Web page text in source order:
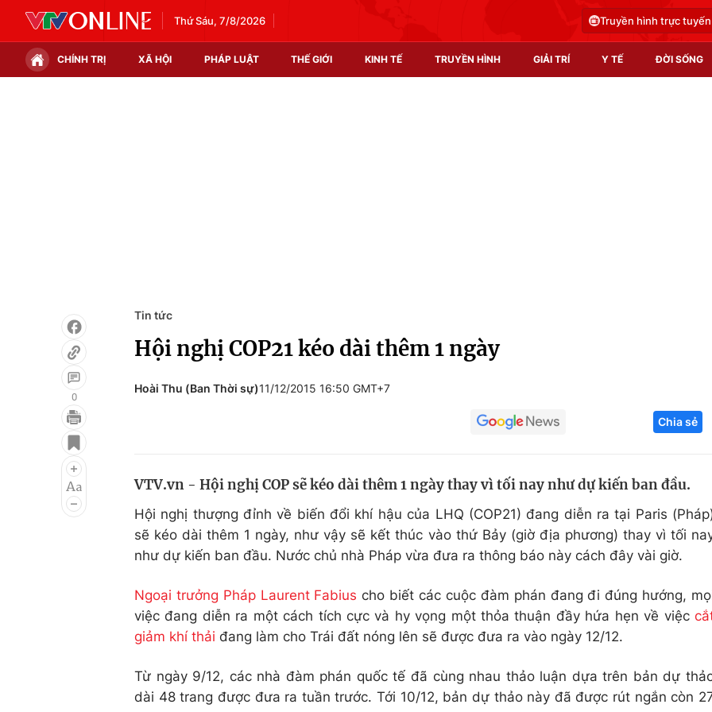
Thứ Sáu, 7/8/2026 Truyền hình trực tuyến
CHÍNH TRỊ XÃ HỘI PHÁP LUẬT THẾ GIỚI KINH TẾ TRUYỀN HÌNH GIẢI TRÍ Y TẾ ĐỜI SỐNG
Điện ảnh
Âm nhạc
Làm đẹp
Chất lượng cuộc sống
Học trực tuyến
Công nghệ
Sản phẩm
Thị trường
Tư vấn
0
Tin tức
Hội nghị COP21 kéo dài thêm 1 ngày
Hoài Thu (Ban Thời sự)11/12/2015 16:50 GMT+7
Chia sẻ
VTV.vn - Hội nghị COP sẽ kéo dài thêm 1 ngày thay vì tối nay như dự kiến ban đầu.
Hội nghị thượng đỉnh về biến đổi khí hậu của LHQ (COP21) đang diễn ra tại Paris
sẽ kéo dài thêm 1 ngày, như vậy sẽ kết thúc vào thứ Bảy (giờ địa phương) thay vì tối
như dự kiến ban đầu. Nước chủ nhà Pháp vừa đưa ra thông báo này cách đây vài giờ.
Ngoại trưởng Pháp Laurent Fabius cho biết các cuộc đàm phán đang đi đúng hướng,
việc đang diễn ra một cách tích cực và hy vọng một thỏa thuận đầy hứa hẹn về việc
giảm khí thải đang làm cho Trái đất nóng lên sẽ được đưa ra vào ngày 12/12.
Từ ngày 9/12, các nhà đàm phán quốc tế đã cùng nhau thảo luận dựa trên bản dự
dài 48 trang được đưa ra tuần trước. Tới 10/12, bản dự thảo này đã được rút ngắn còn